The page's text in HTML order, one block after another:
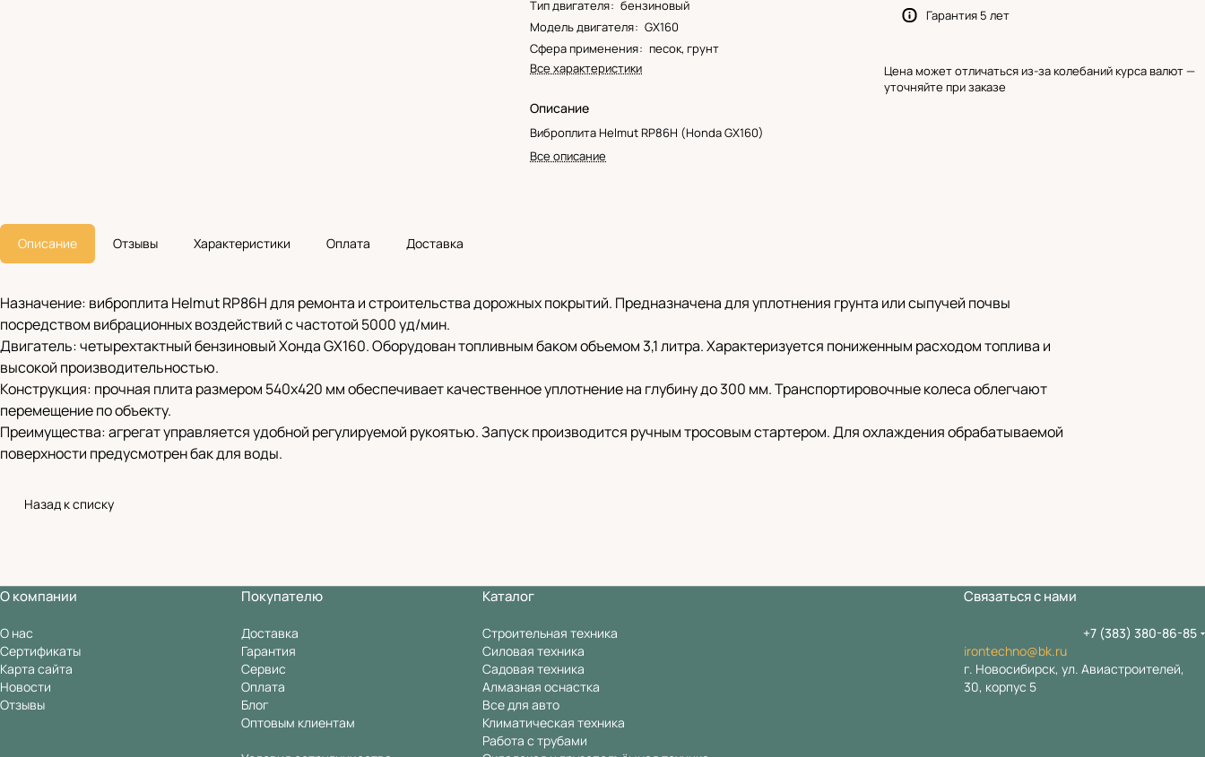
Тип двигателя: бензиновый
Модель двигателя: GX160
Сфера применения: песок, грунт
Все характеристики
Описание
Виброплита Helmut RP86H (Honda GX160)
Все описание
Гарантия 5 лет
Цена может отличаться из-за колебаний курса валют —
уточняйте при заказе
Описание Отзывы Характеристики Оплата Доставка
Назначение: виброплита Helmut RP86H для ремонта и строительства дорожных покрытий. Предназначена для уплотнения грунта или сыпучей почвы
посредством вибрационных воздействий с частотой 5000 уд/мин.
Двигатель: четырехтактный бензиновый Хонда GX160. Оборудован топливным баком объемом 3,1 литра. Характеризуется пониженным расходом топлива и
высокой производительностью.
Конструкция: прочная плита размером 540х420 мм обеспечивает качественное уплотнение на глубину до 300 мм. Транспортировочные колеса облегчают
перемещение по объекту.
Преимущества: агрегат управляется удобной регулируемой рукоятью. Запуск производится ручным тросовым стартером. Для охлаждения обрабатываемой
поверхности предусмотрен бак для воды.
Назад к списку
О компании
О нас
Сертификаты
Карта сайта
Новости
Отзывы
Покупателю
Доставка
Гарантия
Сервис
Оплата
Блог
Оптовым клиентам
Каталог
Строительная техника
Силовая техника
Садовая техника
Алмазная оснастка
Все для авто
Климатическая техника
Работа с трубами
Связаться с нами
+7 (383) 380-86-85
irontechno@bk.ru
г. Новосибирск, ул. Авиастроителей,
30, корпус 5